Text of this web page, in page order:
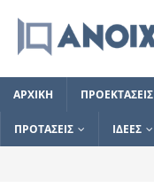
ΑΡΧΙΚΗ ΠΡΟΕΚΤΑΣΕΙΣ
ΠΡΟΤΑΣΕΙΣ ΙΔΕΕΣ